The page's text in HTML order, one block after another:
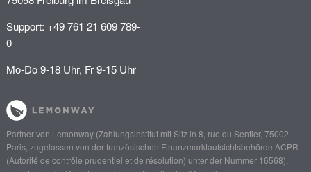
Support: +49 761 21 609 789-
0
Mo-Do 9-18 Uhr, Fr 9-15 Uhr
Partner von Lemonway(Zahlungsinstitut mit Sitz in 8, rue du Sentier, 75002
Paris, zugelassen von der französischen Finanzmarktaufsichtsbehörde ACPR
(Autorité de contrôle prudentiel et de résolution) unter der Nummer 16568),